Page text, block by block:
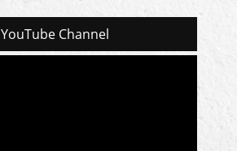
YouTube Channel